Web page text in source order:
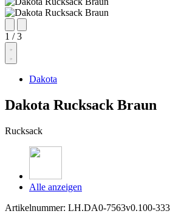
1 / 3
Dakota
Dakota Rucksack Braun
Rucksack
Alle anzeigen
Artikelnummer: LH.DA0-7563v0.100-333